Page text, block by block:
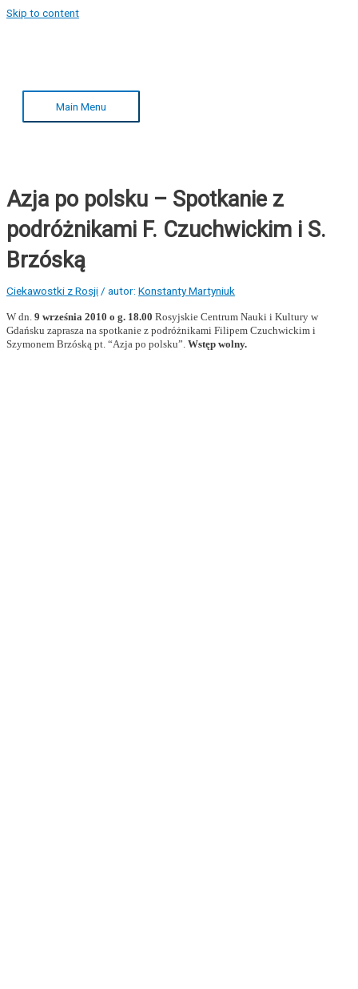
Skip to content
Main Menu
Azja po polsku – Spotkanie z
podróżnikami F. Czuchwickim i S.
Brzóską
Ciekawostki z Rosji / autor: Konstanty Martyniuk
W dn. 9 września 2010 o g. 18.00 Rosyjskie Centrum Nauki i Kultury w
Gdańsku zaprasza na spotkanie z podróżnikami Filipem Czuchwickim i
Szymonem Brzóską pt. “Azja po polsku”. Wstęp wolny.